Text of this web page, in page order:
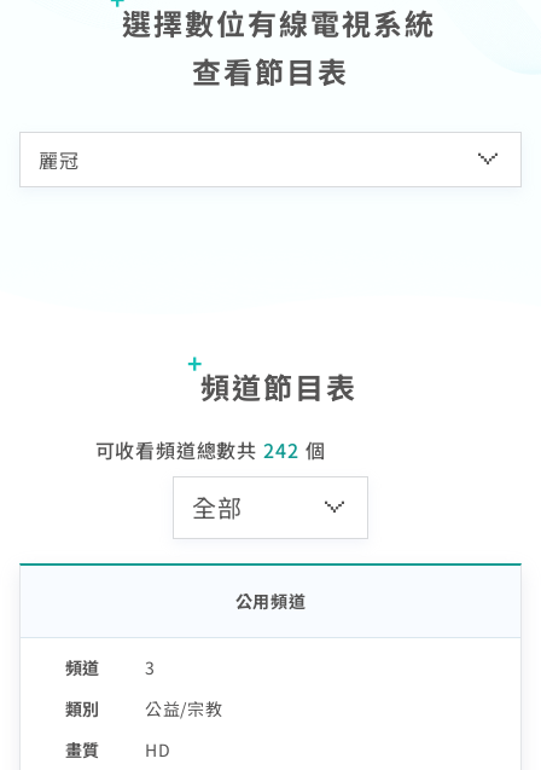
門付費頻道
有線電視
生活家電
戶
選擇數位有線電視系統
查看節目表
頻道節目表
可收看頻道總數共 242 個
3
公用頻道
公益/宗教
HD